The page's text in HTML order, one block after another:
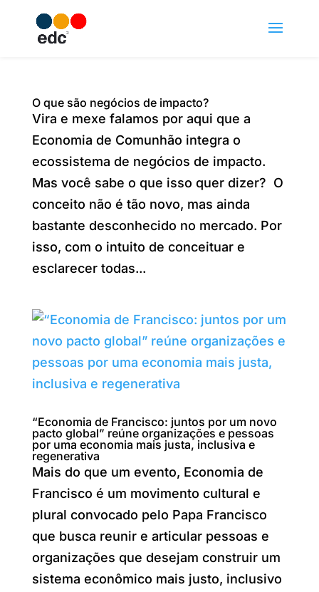
O que são negócios de impacto?
Vira e mexe falamos por aqui que a
Economia de Comunhão integra o
ecossistema de negócios de impacto.
Mas você sabe o que isso quer dizer? O
conceito não é tão novo, mas ainda
bastante desconhecido no mercado. Por
isso, com o intuito de conceituar e
esclarecer todas...
“Economia de Francisco: juntos por um novo
pacto global” reúne organizações e pessoas
por uma economia mais justa, inclusiva e
regenerativa
Mais do que um evento, Economia de
Francisco é um movimento cultural e
plural convocado pelo Papa Francisco
que busca reunir e articular pessoas e
organizações que desejam construir um
sistema econômico mais justo, inclusivo